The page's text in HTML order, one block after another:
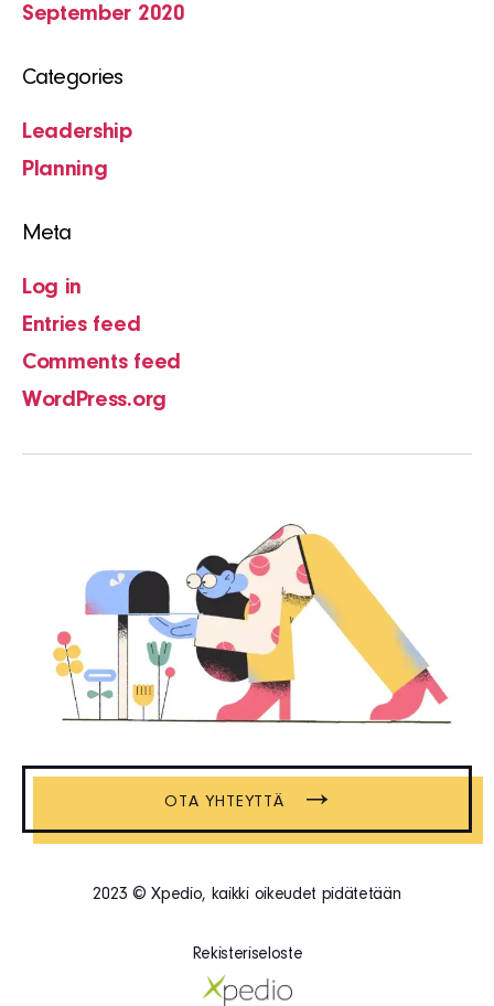
September 2020
Categories
Leadership
Planning
Meta
Log in
Entries feed
Comments feed
WordPress.org
OTA YHTEYTTÄ →
2023 © Xpedio, kaikki oikeudet pidätetään
Rekisteriseloste